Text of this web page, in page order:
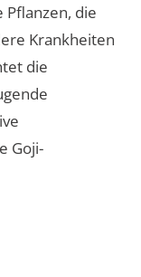
Pflanzen, die
Krankheiten
die
Goji-